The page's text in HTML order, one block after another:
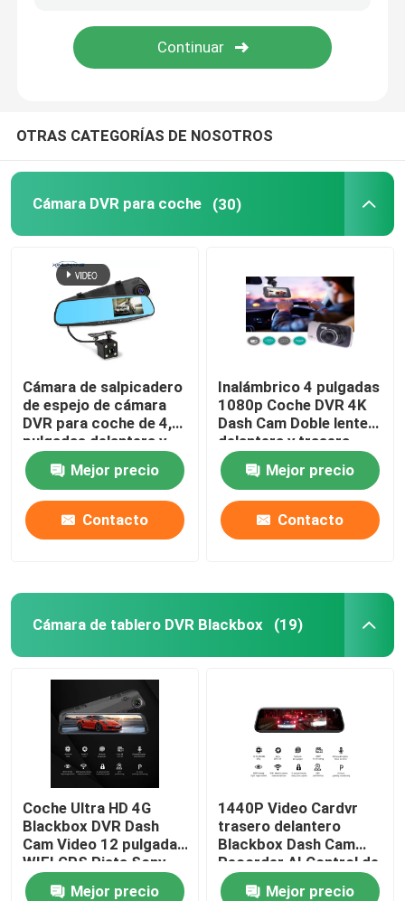
OTRAS CATEGORÍAS DE NOSOTROS
Cámara DVR para coche (30)
Cámara de salpicadero
de espejo de cámara
DVR para coche de 4,3
pulgadas delantera y
trasera 1080p
Mejor precio
Contacto
Inalámbrico 4 pulgadas
1080p Coche DVR 4K
Dash Cam Doble lente
delantera y trasera
Mejor precio
Contacto
Cámara de tablero DVR Blackbox (19)
Coche Ultra HD 4G
Blackbox DVR Dash
Cam Video 12 pulgadas
WIFI GPS Pista Sony
IMX335
Mejor precio
1440P Video Cardvr
trasero delantero
Blackbox Dash Cam
Recorder AI Control de
voz
Mejor precio